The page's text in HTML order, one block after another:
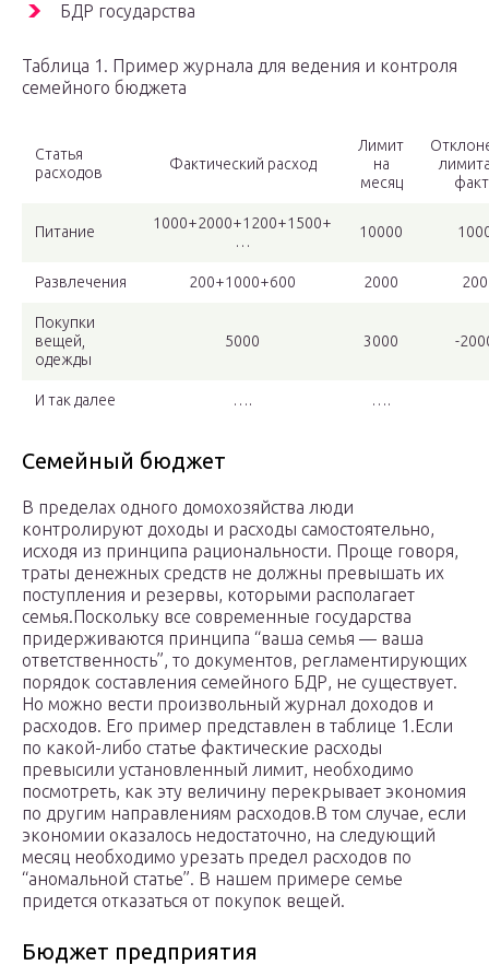
БДР государства
Таблица 1. Пример журнала для ведения и контроля
семейного бюджета
Статья
расходов
Фактический расход
Лимит
на
месяц
Питание
1000+2000+1200+1500+
…
10000
Развлечения 200+1000+600 2000 200
Покупки
вещей,
одежды
5000 3000 -
И так далее …. ….
Семейный бюджет
В пределах одного домохозяйства люди
контролируют доходы и расходы самостоятельно,
исходя из принципа рациональности. Проще говоря,
траты денежных средств не должны превышать их
поступления и резервы, которыми располагает
семья.Поскольку все современные государства
придерживаются принципа “ваша семья — ваша
ответственность”, то документов, регламентирующих
порядок составления семейного БДР, не существует.
Но можно вести произвольный журнал доходов и
расходов. Его пример представлен в таблице 1.Если
по какой-либо статье фактические расходы
превысили установленный лимит, необходимо
посмотреть, как эту величину перекрывает экономия
по другим направлениям расходов.В том случае, если
экономии оказалось недостаточно, на следующий
месяц необходимо урезать предел расходов по
“аномальной статье”. В нашем примере семье
придется отказаться от покупок вещей.
Бюджет предприятия